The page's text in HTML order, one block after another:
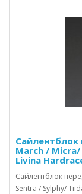
Сайлентблок
March /
Livina
Сайлентблок
Sentra / Sylphy/